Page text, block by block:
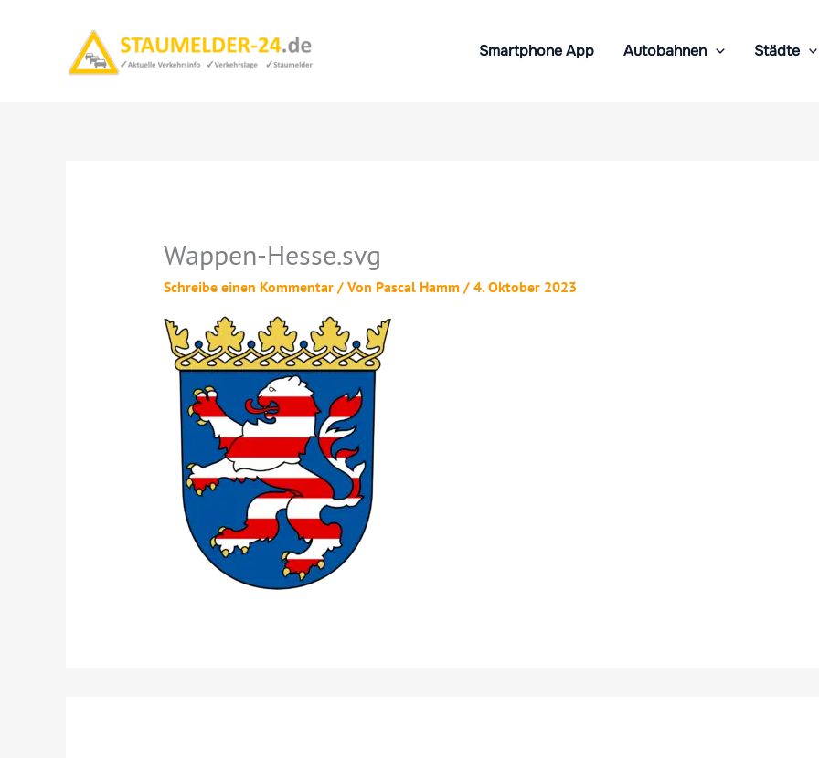
Smartphone App Autobahnen Städte
Wappen-Hesse.svg
Schreibe einen Kommentar / Von Pascal Hamm / 4. Oktober 2023